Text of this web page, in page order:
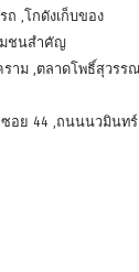
,โกดังเก็บของ
มชนสำคัญ
ม ,ตลาดโพธิ์สุวรรณ
อย 44 ,ถนนนวมินทร์